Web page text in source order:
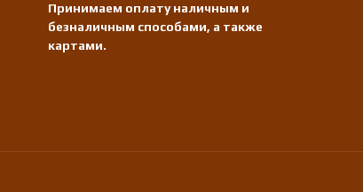
Принимаем оплату наличным и
безналичным способами, а также
картами.